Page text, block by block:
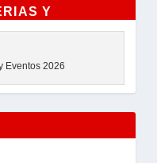
Y
Eventos 2026